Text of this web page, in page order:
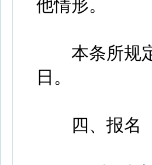
他情形。
本条所规定
日。
四、报名